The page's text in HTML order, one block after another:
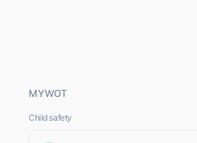
MYWOT
Child safety